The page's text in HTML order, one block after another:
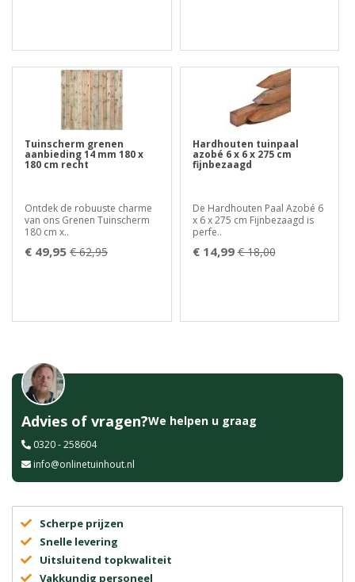
Tuinscherm grenen
aanbieding 14 mm 180 x
180 cm recht
Ontdek de robuuste charme
van ons Grenen Tuinscherm
180 cm x..
€ 49,95 € 62,95
Hardhouten tuinpaal
azobé 6 x 6 x 275 cm
fijnbezaagd
De Hardhouten Paal Azobé 6
x 6 x 275 cm Fijnbezaagd is
perfe..
€ 14,99 € 18,00
Advies of vragen?We helpen u graag
0320 - 258604
info@onlinetuinhout.nl
Scherpe prijzen
Snelle levering
Uitsluitend topkwaliteit
Vakkundig personeel